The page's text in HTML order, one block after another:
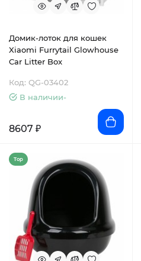
Домик-лоток для кошек
Xiaomi Furrytail Glowhouse
Car Litter Box
Код: QG-03402
В наличии-
8607 ₽
Top